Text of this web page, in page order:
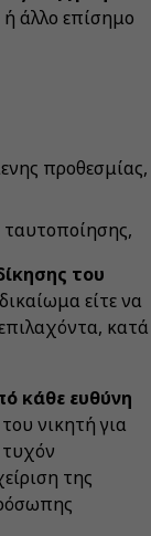
άλλο επίσημο
προθεσμίας,
ταυτοποίησης,
του
είτε να
κατά
κάθε ευθύνη
νικητή για
της